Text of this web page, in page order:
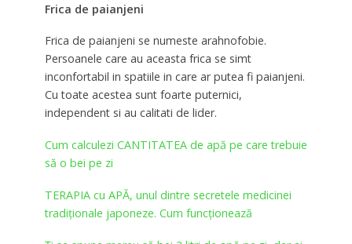
Frica de paianjeni
Frica de paianjeni se numeste arahnofobie.
Persoanele care au aceasta frica se simt
inconfortabil in spatiile in care ar putea fi paianjeni.
Cu toate acestea sunt foarte puternici,
independent si au calitati de lider.
Cum calculezi CANTITATEA de apă pe care trebuie
să o bei pe zi
TERAPIA cu APĂ, unul dintre secretele medicinei
tradiționale japoneze. Cum funcționează